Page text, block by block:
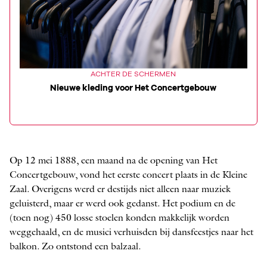
ACHTER DE SCHERMEN
Nieuwe kleding voor Het Concertgebouw
Op 12 mei 1888, een maand na de opening van Het
Concertgebouw, vond het eerste concert plaats in de Kleine
Zaal. Overigens werd er destijds niet alleen naar muziek
geluisterd, maar er werd ook gedanst. Het podium en de
(toen nog) 450 losse stoelen konden makkelijk worden
weggehaald, en de musici verhuisden bij dansfeestjes naar het
balkon. Zo ontstond een balzaal.